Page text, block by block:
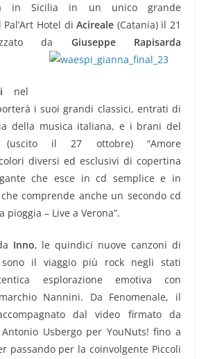
in Sicilia in un unico grande
Hotel diAcireale (Catania) il 21
da Giuseppe Rapisarda
nel
i suoi grandi classici, entrati di
della musica italiana, e i brani del
(uscito il 27 ottobre) “Amore
diversi ed esclusivi di copertina
che esce in cd semplice e in
comprende anche un secondo cd
pioggia – Live a Verona”.
Inno, le quindici nuove canzoni di
sono il viaggio più rock negli stati
esplorazione emotiva con
Nannini. Da Fenomenale, il
dal video firmato da
Usbergo per YouNuts! fino a
passando per la coinvolgente Piccoli